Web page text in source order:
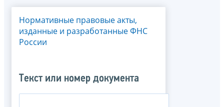
Нормативные правовые акты,
изданные и разработанные ФНС
России
Текст или номер документа